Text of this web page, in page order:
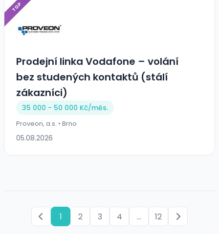
TOP
Prodejní linka Vodafone – volání
bez studených kontaktů (stálí
zákazníci)
35 000 - 50 000 Kč/měs.
Proveon, a.s. • Brno
05.08.2026
1 2 3 4 ... 12